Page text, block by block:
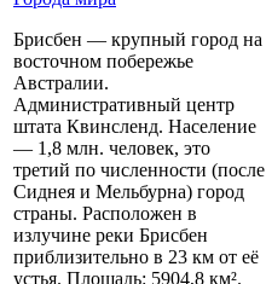
Брисбен — крупный город на
восточном побережье
Австралии.
Административный центр
штата Квинсленд. Население
— 1,8 млн. человек, это
третий по численности (после
Сиднея и Мельбурна) город
страны. Расположен в
излучине реки Брисбен
приблизительно в 23 км от её
устья. Площадь: 5904,8 км².